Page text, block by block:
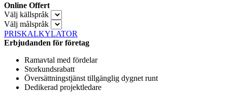
Online Offert
Välj källspråk
Välj målspråk
PRISKALKYLATOR
Erbjudanden för företag
Ramavtal med fördelar
Storkundsrabatt
Översättningstjänst tillgänglig dygnet runt
Dedikerad projektledare